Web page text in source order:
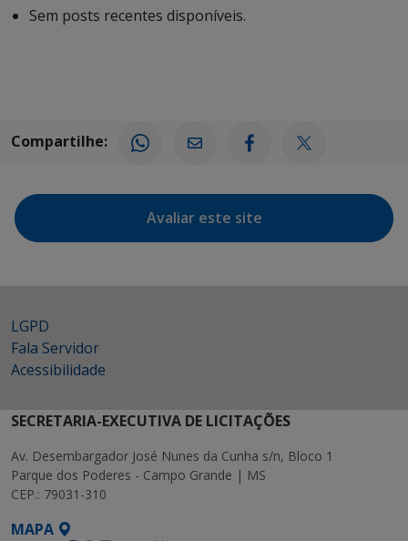
Sem posts recentes disponíveis.
Compartilhe:
Avaliar este site
LGPD
Fala Servidor
Acessibilidade
SECRETARIA-EXECUTIVA DE LICITAÇÕES
Av. Desembargador José Nunes da Cunha s/n, Bloco 1
Parque dos Poderes - Campo Grande | MS
CEP.: 79031-310
MAPA